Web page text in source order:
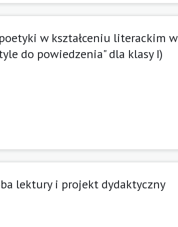
w kształceniu literackim w
do powiedzenia" dla klasy I)
lektury i projekt dydaktyczny